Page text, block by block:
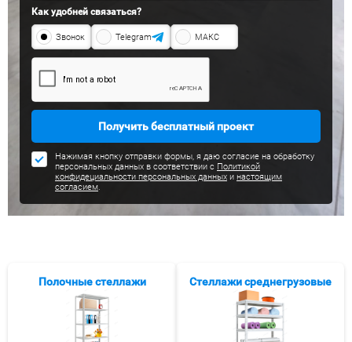
Как удобней связаться?
Звонок Telegram МАКС
Получить бесплатный проект
Нажимая кнопку отправки формы, я даю согласие на обработку
персональных данных в соответствии с Политикой
конфидециальности персональных данных и настоящим
согласием.
Полочные стеллажи Стеллажи среднегрузовые